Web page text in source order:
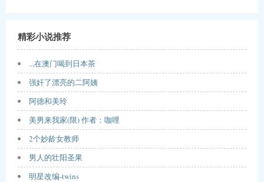
精彩小说推荐
..,在澳门喝到日本茶
强奸了漂亮的二阿姨
阿德和美玲
美男来我家(限) 作者：咖哩
2个妙龄女教师
男人的壮阳圣果
明星改编-twins